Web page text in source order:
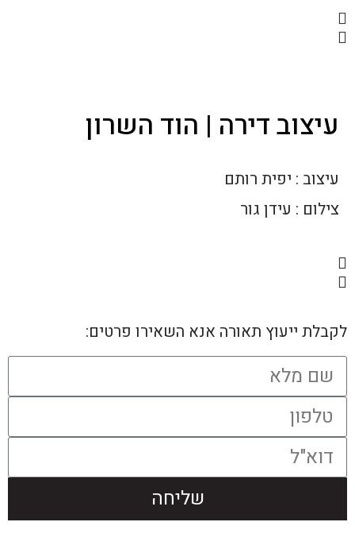
עיצוב דירה | הוד השרון
עיצוב : יפית רותם
צילום : עידן גור
לקבלת ייעוץ תאורה אנא השאירו פרטים:
שליחה